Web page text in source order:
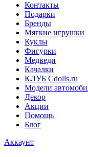
Контакты
Подарки
Бренды
Мягкие игрушки
Куклы
Фигурки
Медведи
Качалки
КЛУБ Cdolls.ru
Модели
Декор
Акции
Помощь
Блог
Аккаунт